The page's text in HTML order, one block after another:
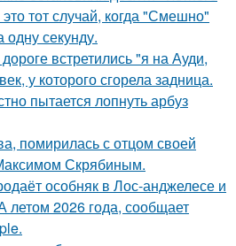
тот случай, когда "Смешно"
одну секунду.
встретились "я на Ауди,
у которого сгорела задница.
пытается лопнуть арбуз
помирилась с отцом своей
Скрябиным.
особняк в Лос-анджелесе и
летом 2026 года, сообщает